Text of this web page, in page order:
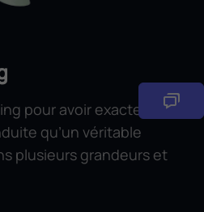
pour avoir exactement la
qu’un véritable
plusieurs grandeurs et